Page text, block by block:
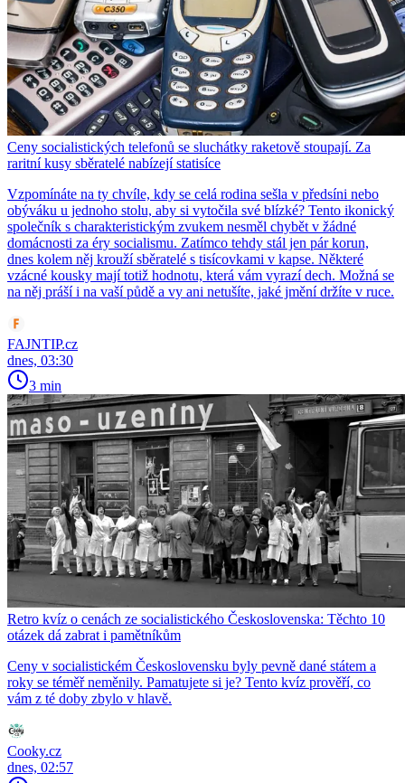
Ceny socialistických telefonů se sluchátky raketově stoupají. Za
raritní kusy sběratelé nabízejí statisíce
Vzpomínáte na ty chvíle, kdy se celá rodina sešla v předsíni nebo
obýváku u jednoho stolu, aby si vytočila své blízké? Tento ikonický
společník s charakteristickým zvukem nesměl chybět v žádné
domácnosti za éry socialismu. Zatímco tehdy stál jen pár korun,
dnes kolem něj krouží sběratelé s tisícovkami v kapse. Některé
vzácné kousky mají totiž hodnotu, která vám vyrazí dech. Možná se
na něj práší i na vaší půdě a vy ani netušíte, jaké jmění držíte v ruce.
FAJNTIP.cz
dnes, 03:30
3 min
Retro kvíz o cenách ze socialistického Československa: Těchto 10
otázek dá zabrat i pamětníkům
Ceny v socialistickém Československu byly pevně dané státem a
roky se téměř neměnily. Pamatujete si je? Tento kvíz prověří, co
vám z té doby zbylo v hlavě.
Cooky.cz
dnes, 02:57